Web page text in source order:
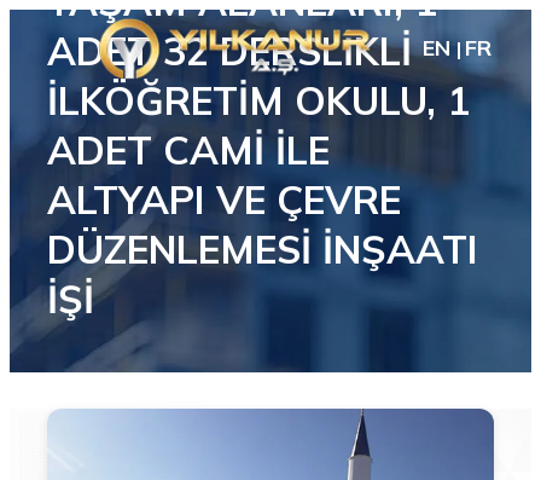
EN FR
ADET 32 DERSLİKLİ
İLKÖĞRETİM OKULU, 1
ADET CAMİ İLE
ALTYAPI VE ÇEVRE
DÜZENLEMESİ İNŞAATI
İŞİ